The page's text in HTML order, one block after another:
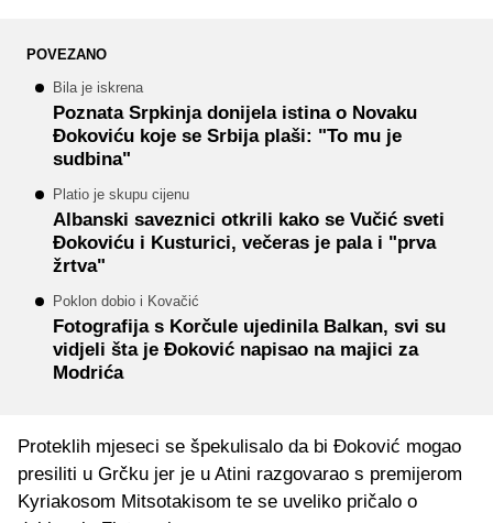
POVEZANO
Bila je iskrena
Poznata Srpkinja donijela istina o Novaku
Đokoviću koje se Srbija plaši: "To mu je
sudbina"
Platio je skupu cijenu
Albanski saveznici otkrili kako se Vučić sveti
Đokoviću i Kusturici, večeras je pala i "prva
žrtva"
Poklon dobio i Kovačić
Fotografija s Korčule ujedinila Balkan, svi su
vidjeli šta je Đoković napisao na majici za
Modrića
Proteklih mjeseci se špekulisalo da bi Đoković mogao
presiliti u Grčku jer je u Atini razgovarao s premijerom
Kyriakosom Mitsotakisom te se uveliko pričalo o